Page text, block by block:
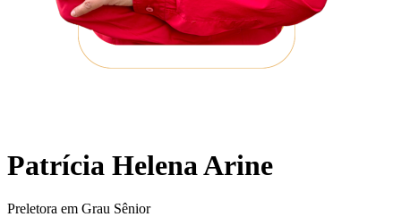
Patrícia Helena Arine
Preletora em Grau Sênior